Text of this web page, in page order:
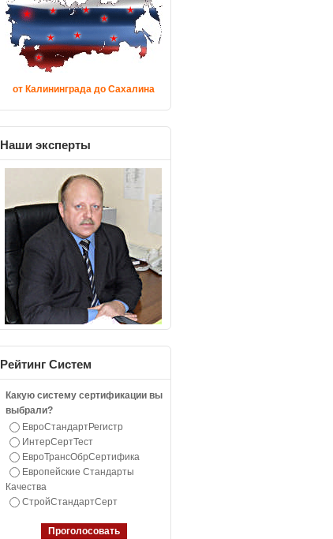
от Калининграда до Сахалина
Наши эксперты
Рейтинг Систем
Какую систему сертификации вы
выбрали?
ЕвроСтандартРегистр
ИнтерСертТест
ЕвроТрансОбрСертифика
Европейские Стандарты
Качества
СтройСтандартСерт